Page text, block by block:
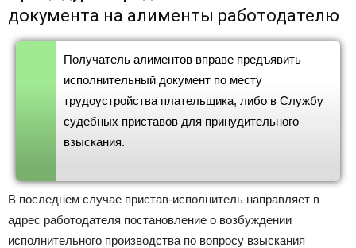
документа на алименты работодателю
Получатель алиментов вправе предъявить
исполнительный документ по месту
трудоустройства плательщика, либо в Службу
судебных приставов для принудительного
взыскания.
В последнем случае пристав-исполнитель направляет в
адрес работодателя постановление о возбуждении
исполнительного производства по вопросу взыскания